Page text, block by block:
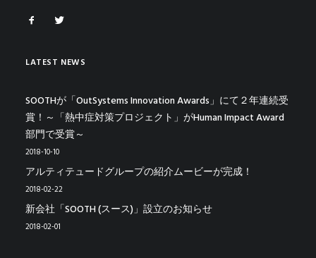
LATEST NEWS
SOOTHが「OutSystems Innovation Awards」にて２年連続受
賞！～「熱中症対策プロジェクト」がHuman Impact Award
部門で受賞～
2018-10-10
アルティテュードグループの紹介ムービーが完成！
2018-02-22
新会社「SOOTH (スース)」設立のお知らせ
2018-02-01